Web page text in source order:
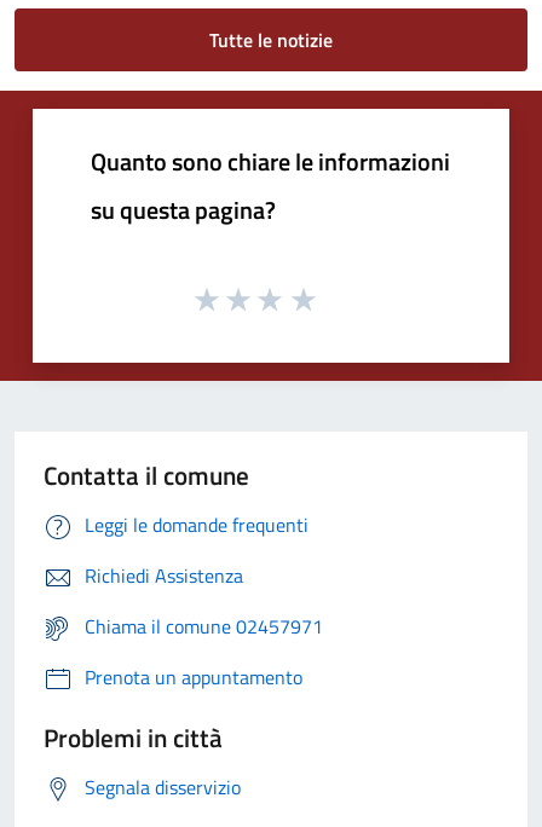
Tutte le notizie
Quanto sono chiare le informazioni
su questa pagina?
Contatta il comune
Leggi le domande frequenti
Richiedi Assistenza
Chiama il comune 02457971
Prenota un appuntamento
Problemi in città
Segnala disservizio